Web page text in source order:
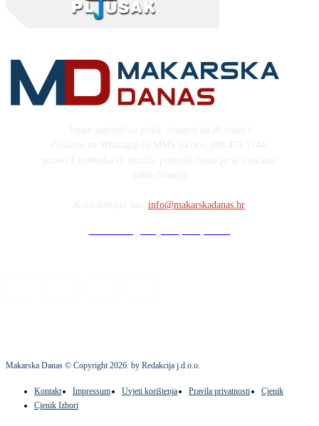
info@makarskadanas.hr
Makarska Danas © Copyright2026. by Redakcija j.d.o.o.
Kontakt Impressum Uvjeti korištenja Pravila privatnosti
Cjenik
Cjenik Izbori